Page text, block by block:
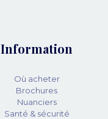
Information
Où acheter
Brochures
Nuanciers
Santé & sécurité